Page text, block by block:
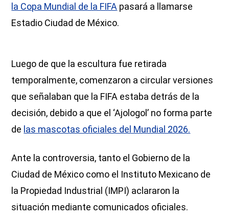
la Copa Mundial de la FIFA pasará a llamarse
Estadio Ciudad de México.
Luego de que la escultura fue retirada
temporalmente, comenzaron a circular versiones
que señalaban que la FIFA estaba detrás de la
decisión, debido a que el ‘Ajologol’ no forma parte
de las mascotas oficiales del Mundial 2026.
Ante la controversia, tanto el Gobierno de la
Ciudad de México como el Instituto Mexicano de
la Propiedad Industrial (IMPI) aclararon la
situación mediante comunicados oficiales.